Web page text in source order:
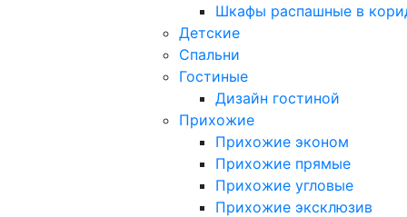
Шкафы распашные в
Детские
Спальни
Гостиные
Дизайн гостиной
Прихожие
Прихожие эконом
Прихожие прямые
Прихожие угловые
Прихожие эксклюзив